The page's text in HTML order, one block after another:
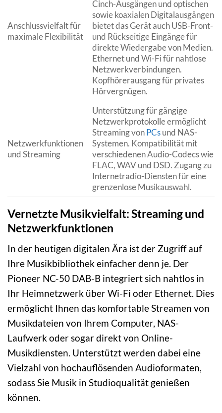
Anschlussvielfalt für
maximale Flexibilität
Cinch-Ausgängen und optischen
sowie koaxialen Digitalausgängen
bietet das Gerät auch USB-Front-
und Rückseitige Eingänge für
direkte Wiedergabe von Medien.
Ethernet und Wi-Fi für nahtlose
Netzwerkverbindungen.
Kopfhörerausgang für privates
Hörvergnügen.
Netzwerkfunktionen
und Streaming
Unterstützung für gängige
Netzwerkprotokolle ermöglicht
Streaming vonPCsund NAS-
Systemen. Kompatibilität mit
verschiedenen Audio-Codecs wie
FLAC, WAV und DSD. Zugang zu
Internetradio-Diensten für eine
grenzenlose Musikauswahl.
Vernetzte Musikvielfalt: Streaming und
Netzwerkfunktionen
In der heutigen digitalen Ära ist der Zugriff auf
Ihre Musikbibliothek einfacher denn je. Der
Pioneer NC-50 DAB-B integriert sich nahtlos in
Ihr Heimnetzwerk über Wi-Fi oder Ethernet. Dies
ermöglicht Ihnen das komfortable Streamen von
Musikdateien von Ihrem Computer, NAS-
Laufwerk oder sogar direkt von Online-
Musikdiensten. Unterstützt werden dabei eine
Vielzahl von hochauflösenden Audioformaten,
sodass Sie Musik in Studioqualität genießen
können.